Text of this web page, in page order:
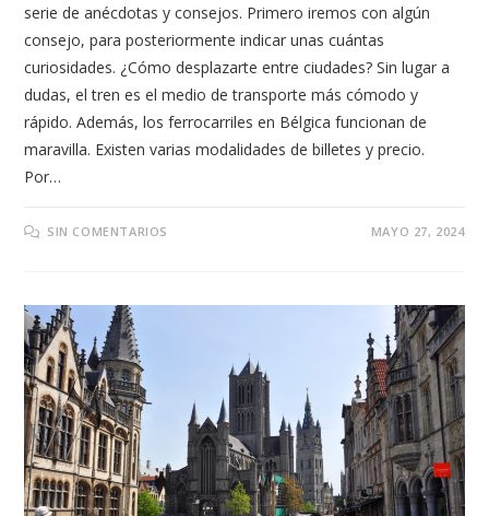
serie de anécdotas y consejos. Primero iremos con algún
consejo, para posteriormente indicar unas cuántas
curiosidades. ¿Cómo desplazarte entre ciudades? Sin lugar a
dudas, el tren es el medio de transporte más cómodo y
rápido. Además, los ferrocarriles en Bélgica funcionan de
maravilla. Existen varias modalidades de billetes y precio.
Por…
SIN COMENTARIOS MAYO 27, 2024